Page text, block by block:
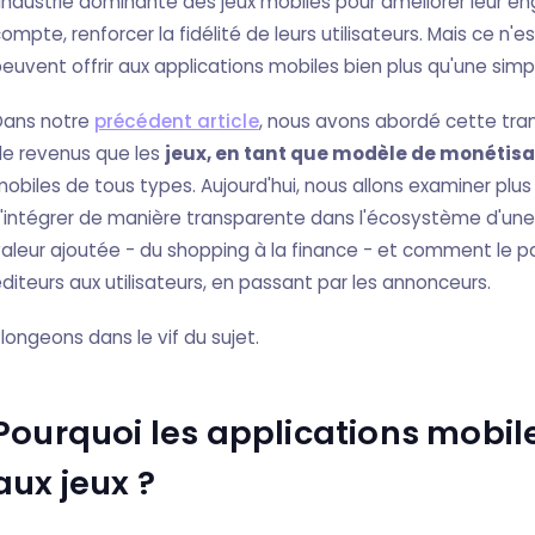
renforcer la fidélité de leurs utilisateurs. Mais ce
offrir aux applications mobiles bien plus qu'une
notre précédent article, nous avons abordé cette
revenus que les jeux, en tant que modèle de
de tous types. Aujourd'hui, nous allons examiner
de manière transparente dans l'écosystème
ajoutée - du shopping à la finance - et comment le
aux utilisateurs, en passant par les annonceurs.
dans le vif du sujet.
les applications
jeux ?